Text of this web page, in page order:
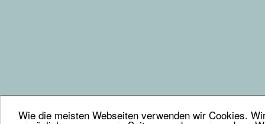
Wie die meisten Webseiten verwenden wir Cookies.